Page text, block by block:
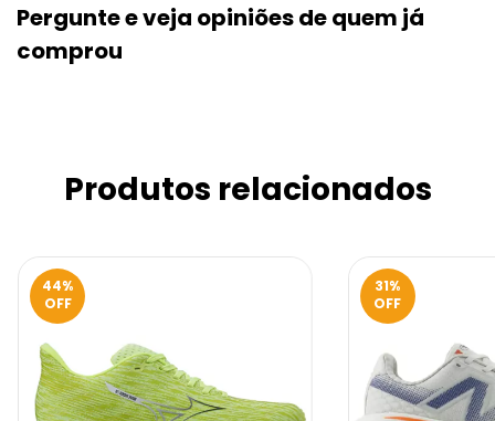
Pergunte e veja opiniões de quem j
comprou
Produtos relacionados
44%
OFF
31%
OFF